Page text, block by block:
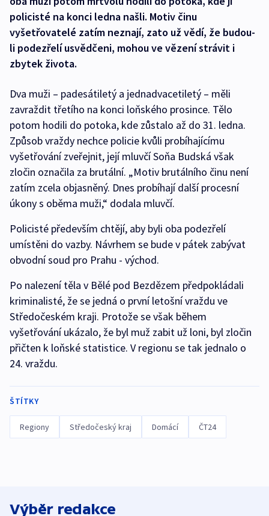
policisté na konci ledna našli. Motiv činu
vyšetřovatelé zatím neznají, zato už vědí, že budou-
li podezřelí usvědčeni, mohou ve vězení strávit i
zbytek života.
Dva muži – padesátiletý a jednadvacetiletý – měli
zavraždit třetího na konci loňského prosince. Tělo
potom hodili do potoka, kde zůstalo až do 31. ledna.
Způsob vraždy nechce policie kvůli probíhajícímu
vyšetřování zveřejnit, její mluvčí Soňa Budská však
zločin označila za brutální. „Motiv brutálního činu není
zatím zcela objasněný. Dnes probíhají další procesní
úkony s oběma muži,“ dodala mluvčí.
Policisté především chtějí, aby byli oba podezřelí
umístěni do vazby. Návrhem se bude v pátek zabývat
obvodní soud pro Prahu - východ.
Po nalezení těla v Bělé pod Bezdězem předpokládali
kriminalisté, že se jedná o první letošní vraždu ve
Středočeském kraji. Protože se však během
vyšetřování ukázalo, že byl muž zabit už loni, byl zločin
přičten k loňské statistice. V regionu se tak jednalo o
24. vraždu.
ŠTÍTKY
Regiony Středočeský kraj Domácí ČT24
Výběr redakce